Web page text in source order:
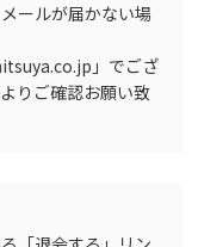
ールが届かない場
」でござ
りご確認お願い致